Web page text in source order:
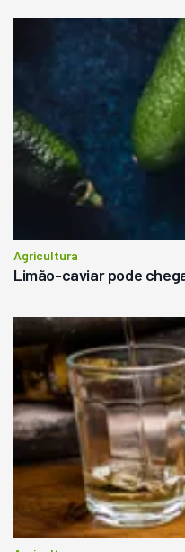
Agricultura
Limão-caviar pode